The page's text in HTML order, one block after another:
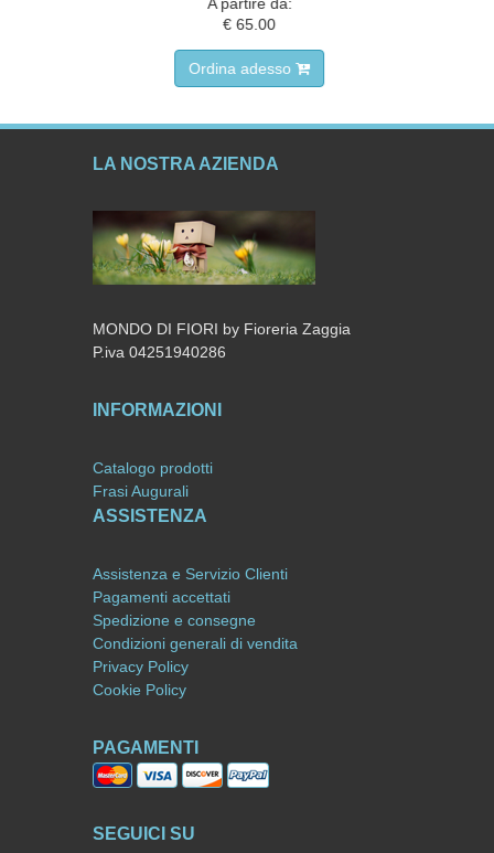
€ 65.00
Ordina adesso
LA NOSTRA AZIENDA
MONDO DI FIORI by Fioreria Zaggia
P.iva 04251940286
INFORMAZIONI
Catalogo prodotti
Frasi Augurali
ASSISTENZA
Assistenza e Servizio Clienti
Pagamenti accettati
Spedizione e consegne
Condizioni generali di vendita
Privacy Policy
Cookie Policy
PAGAMENTI
SEGUICI SU